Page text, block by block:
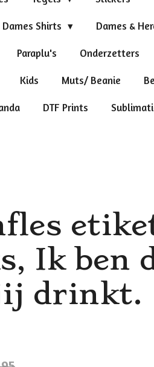
Dames Shirts Dames &
Paraplu's Onderzetters
Kids Muts/ Beanie
DTF Prints
Ik ben
drinkt.